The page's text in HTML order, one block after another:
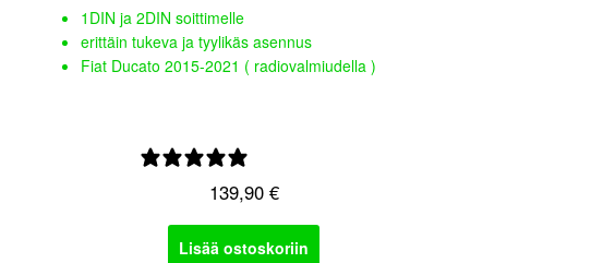
1DIN ja 2DIN soittimelle
erittäin tukeva ja tyylikäs asennus
Fiat Ducato 2015-2021 ( radiovalmiudella )
139,90 €
Lisää ostoskoriin